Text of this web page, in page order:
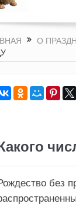
О
без